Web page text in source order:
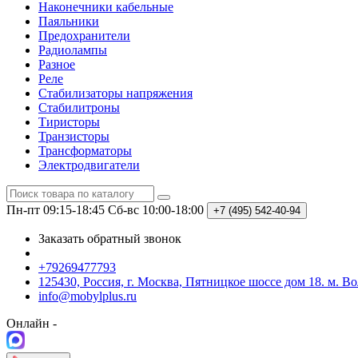
Наконечники кабельные
Паяльники
Предохранители
Радиолампы
Разное
Реле
Стабилизаторы напряжения
Стабилитроны
Тиристоры
Транзисторы
Трансформаторы
Электродвигатели
Пн-пт 09:15-18:45 Сб-вс 10:00-18:00 +7 (495) 542-40-94
Заказать обратный звонок
+79269477793
125430, Россия, г. Москва, Пятницкое шоссе дом 18. м.
info@mobylplus.ru
Онлайн -